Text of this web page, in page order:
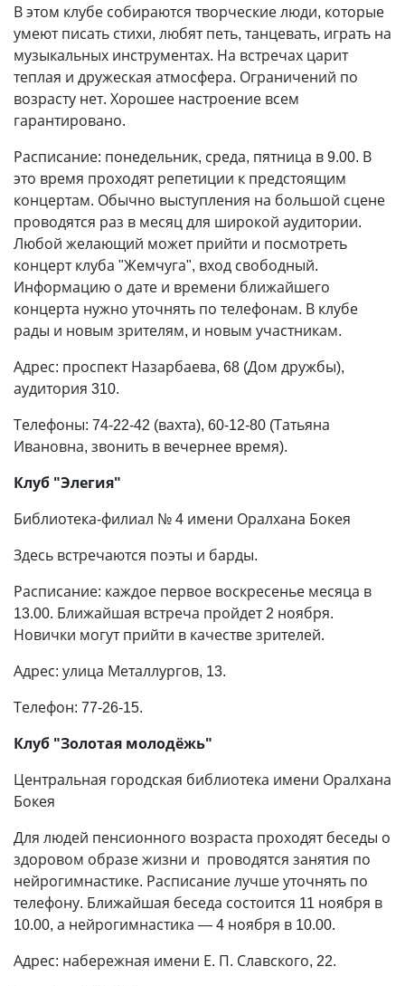
В этом клубе собираются творческие люди, которые
умеют писать стихи, любят петь, танцевать, играть на
музыкальных инструментах. На встречах царит
теплая и дружеская атмосфера. Ограничений по
возрасту нет. Хорошее настроение всем
гарантировано.
Расписание: понедельник, среда, пятница в 9.00. В
это время проходят репетиции к предстоящим
концертам. Обычно выступления на большой сцене
проводятся раз в месяц для широкой аудитории.
Любой желающий может прийти и посмотреть
концерт клуба "Жемчуга", вход свободный.
Информацию о дате и времени ближайшего
концерта нужно уточнять по телефонам. В клубе
рады и новым зрителям, и новым участникам.
Адрес: проспект Назарбаева, 68 (Дом дружбы),
аудитория 310.
Телефоны: 74-22-42 (вахта), 60-12-80 (Татьяна
Ивановна, звонить в вечернее время).
Клуб "Элегия"
Библиотека-филиал № 4 имени Орал­хана Бокея
Здесь встречаются поэты и барды.
Расписание: каждое первое воскресенье месяца в
13.00. Ближайшая встреча пройдет 2 ноября.
Новички могут прийти в качестве зрителей.
Адрес: улица Металлургов, 13.
Телефон: 77-26-15.
Клуб "Золотая молодёжь"
Центральная городская библиотека имени Оралхана
Бокея
Для людей пенсионного возраста проходят беседы о
здоровом образе жизни и проводятся занятия по
нейрогимнастике. Расписание лучше уточнять по
телефону. Ближайшая беседа состоится 11 ноября в
10.00, а нейрогимнастика — 4 ноября в 10.00.
Адрес: набережная имени Е. П. Славского, 22.